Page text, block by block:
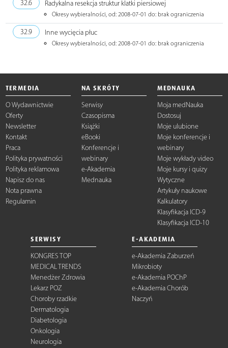
32.6 Radykalna resekcja struktur klatki piersiowej
Okresy wybieralności, od: 2008-07-01 do: brak ograniczenia
32.9 Inne wycięcia płuc
Okresy wybieralności, od: 2008-07-01 do: brak ograniczenia
TERMEDIA
O Wydawnictwie
Oferty
Newsletter
Kontakt
Praca
Polityka prywatności
Polityka reklamowa
Napisz do nas
Nota prawna
Regulamin
NA SKRÓTY
Serwisy
Czasopisma
Książki
eBooki
Konferencje i
webinary
e-Akademia
Mednauka
MEDNAUKA
Moja medNauka
Dostosuj
Moje ulubione
Moje konferencje i
webinary
Moje wykłady video
Moje kursy i quizy
Wytyczne
Artykuły naukowe
Kalkulatory
Klasyfikacja ICD-9
Klasyfikacja ICD-10
SERWISY
KONGRES TOP
MEDICAL TRENDS
Menedżer Zdrowia
Lekarz POZ
Choroby rzadkie
Dermatologia
Diabetologia
Onkologia
Neurologia
E-AKADEMIA
e-Akademia Zaburzeń
Mikrobioty
e-Akademia POChP
e-Akademia Chorób
Naczyń